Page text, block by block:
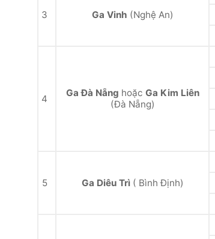
3 Ga Vinh (Nghệ An)
4
Ga Đà Nẵng hoặc Ga Kim Liên
(Đà Nẵng)
5 Ga Diêu Trì( Bình Định)